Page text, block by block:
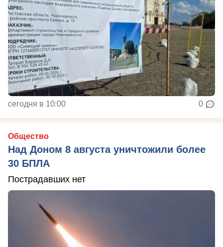
сегодня в 10:00 0
Общество
Над Доном 8 августа уничтожили более
30 БПЛА
Пострадавших нет